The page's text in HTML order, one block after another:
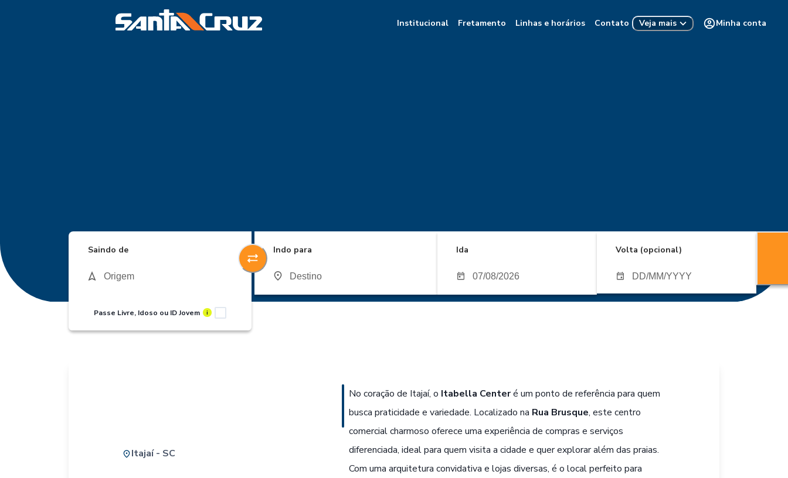
Institucional Fretamento Linhas e horários Contato Veja mais Minha conta
Saindo de
Passe Livre, Idoso ou ID Jovem i
Indo para Ida Volta (opcional)
Itajaí - SC
No coração de Itajaí, o Itabella Centeré um ponto de referência para quem
busca praticidade e variedade. Localizado na Rua Brusque, este centro
comercial charmoso oferece uma experiência de compras e serviços
diferenciada, ideal para quem visita a cidade e quer explorar além das praias.
Com uma arquitetura convidativa e lojas diversas, é o local perfeito para